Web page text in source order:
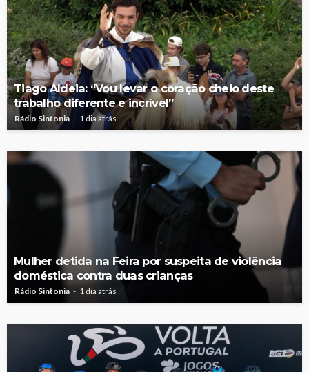
Tiago Aldeia: “Vou levar o coração cheio deste
trabalho diferente e incrível”
Rádio Sintonia 1 dia atrás
Mulher detida na Feira por suspeita de violência
doméstica contra duas crianças
Rádio Sintonia 1 dia atrás